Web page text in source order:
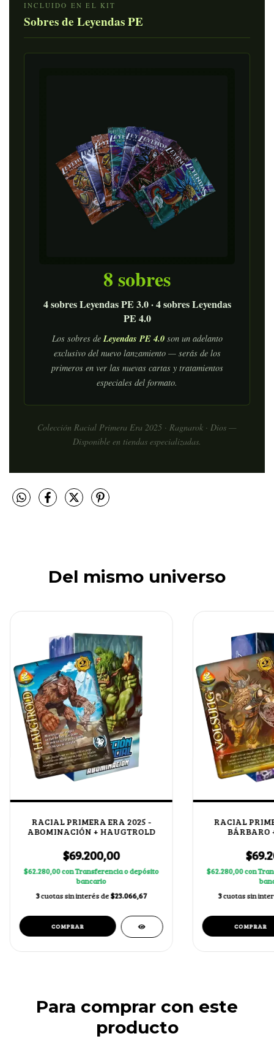
INCLUIDO EN EL KIT
Sobres de Leyendas PE
8 sobres
4 sobres Leyendas PE 3.0 · 4 sobres Leyendas
PE 4.0
Los sobres deLeyendas PE 4.0son un adelanto
exclusivo del nuevo lanzamiento — serás de los
primeros en ver las nuevas cartas y tratamientos
especiales del formato.
Colección Racial Primera Era 2025 · Ragnarok · Dios —
Disponible en tiendas especializadas.
Del mismo universo
RACIAL PRIMERA ERA 2025 -
ABOMINACIÓN + HAUGTROLD
$69.200,00
$62.280,00conTransferencia o depósito
bancario
3cuotas sin interés de$23.066,67
RACIAL
BÁRBARO
$62.280,00con
3cuotas sin
Para comprar con este
producto